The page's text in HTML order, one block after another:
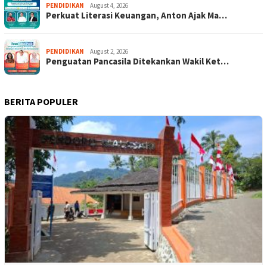
PENDIDIKAN August 4, 2026
Perkuat Literasi Keuangan, Anton Ajak Ma…
PENDIDIKAN August 2, 2026
Penguatan Pancasila Ditekankan Wakil Ket…
BERITA POPULER